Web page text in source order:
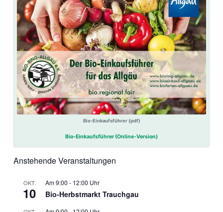
Bio-Einkaufsführer (pdf)
Bio-Einkaufsführer (Online-Version)
Anstehende Veranstaltungen
OKT.
10
9:00 - 12:00
Bio-Herbstmarkt Trauchgau